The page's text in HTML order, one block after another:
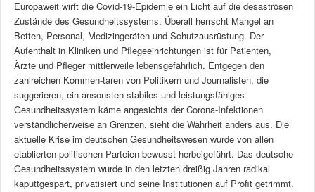
Europaweit wirft die Covid-19-Epidemie ein Licht auf die desaströsen
Zustände des Gesundheitssystems. Überall herrscht Mangel an
Betten, Personal, Medizingeräten und Schutzausrüstung. Der
Aufenthalt in Kliniken und Pflegeeinrichtungen ist für Patienten,
Ärzte und Pfleger mittlerweile lebensgefährlich. Entgegen den
zahlreichen Kommen-taren von Politikern und Journalisten, die
suggerieren, ein ansonsten stabiles und leistungsfähiges
Gesundheitssystem käme angesichts der Corona-Infektionen
verständlicherweise an Grenzen, sieht die Wahrheit anders aus. Die
aktuelle Krise im deutschen Gesundheitswesen wurde von allen
etablierten politischen Parteien bewusst herbeigeführt. Das deutsche
Gesundheitssystem wurde in den letzten dreißig Jahren radikal
kaputtgespart, privatisiert und seine Institutionen auf Profit getrimmt.